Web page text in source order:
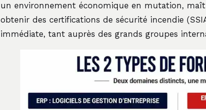
un environnement économique en mutation,
obtenir des certifications de sécurité incendie
immédiate, tant auprès des grands groupes